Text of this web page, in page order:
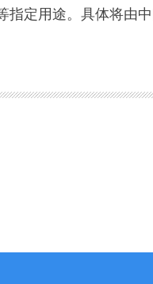
指定用途。具体将由